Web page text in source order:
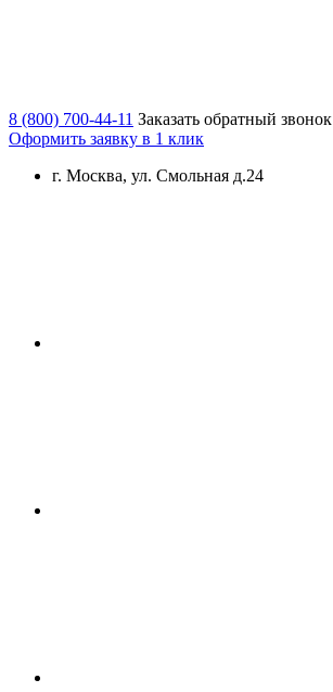
8 (800) 700-44-11 Заказать обратный звонок
Оформить заявку в 1 клик
г. Москва, ул. Смольная д.24